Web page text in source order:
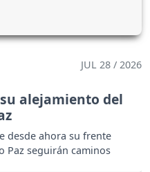
JUL 28 / 2026
alejamiento del
desde ahora su frente
Paz seguirán caminos